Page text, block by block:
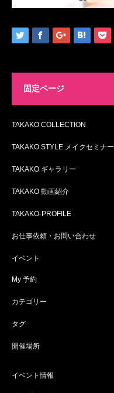
固定ページ
TAKAKO COLLECTION
TAKAKO STYLE メイクセミナー
TAKAKO ギャラリー
TAKAKO 動画紹介
TAKAKO-PROFILE
お仕事依頼・お問い合わせ
イベント
My 予約
カテゴリー
タグ
開催場所
イベント情報